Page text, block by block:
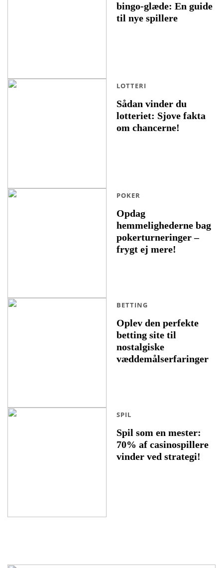
bingo-glæde: En guide
til nye spillere
Sådan vinder du
lotteriet: Sjove fakta
om chancerne!
LOTTERI
Opdag
hemmelighederne bag
pokerturneringer –
frygt ej mere!
POKER
Oplev den perfekte
betting site til
nostalgiske
væddemålserfaringer
BETTING
Spil som en mester:
70% af casinospillere
vinder ved strategi!
SPIL